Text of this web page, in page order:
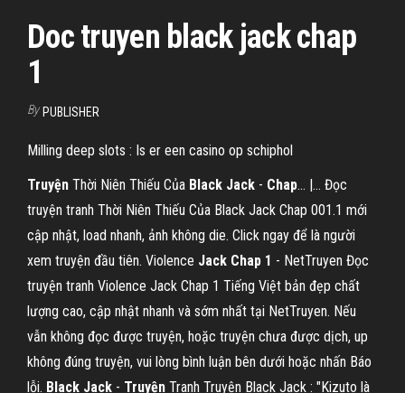
Doc truyen black jack chap
1
By PUBLISHER
Milling deep slots : Is er een casino op schiphol
Truyện Thời Niên Thiếu Của Black Jack - Chap... |… Đọc
truyện tranh Thời Niên Thiếu Của Black Jack Chap 001.1 mới
cập nhật, load nhanh, ảnh không die. Click ngay để là người
xem truyện đầu tiên. Violence Jack Chap 1 - NetTruyen Đọc
truyện tranh Violence Jack Chap 1 Tiếng Việt bản đẹp chất
lượng cao, cập nhật nhanh và sớm nhất tại NetTruyen. Nếu
vẫn không đọc được truyện, hoặc truyện chưa được dịch, up
không đúng truyện, vui lòng bình luận bên dưới hoặc nhấn Báo
lỗi. Black Jack - Truyện Tranh Truyện Black Jack : "Kizuto là